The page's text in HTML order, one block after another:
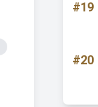
#19
#20